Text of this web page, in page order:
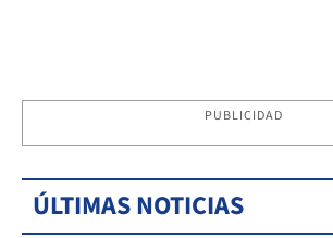
PUBLICIDAD
ÚLTIMAS NOTICIAS